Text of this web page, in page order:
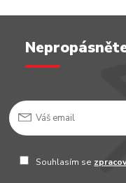
Souhlasím se